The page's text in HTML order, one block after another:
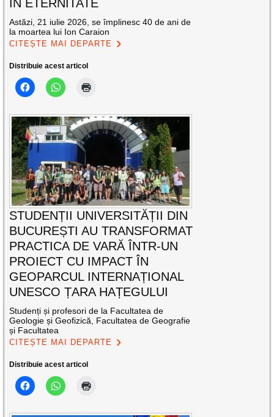
ÎN ETERNITATE
Astăzi, 21 iulie 2026, se împlinesc 40 de ani de
la moartea lui Ion Caraion
CITEȘTE MAI DEPARTE
Distribuie acest articol
STUDENȚII UNIVERSITĂȚII DIN
BUCUREȘTI AU TRANSFORMAT
PRACTICA DE VARĂ ÎNTR-UN
PROIECT CU IMPACT ÎN
GEOPARCUL INTERNAȚIONAL
UNESCO ȚARA HAȚEGULUI
Studenți și profesori de la Facultatea de
Geologie și Geofizică, Facultatea de Geografie
și Facultatea
CITEȘTE MAI DEPARTE
Distribuie acest articol